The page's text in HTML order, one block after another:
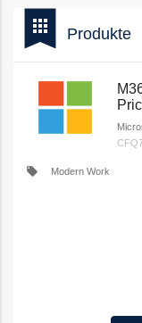
bookmark
apps Produkte
local_offer Modern Work